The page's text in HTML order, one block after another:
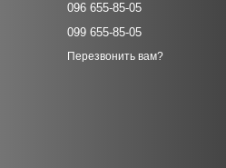
096 655-85-05
099 655-85-05
Перезвонить вам?